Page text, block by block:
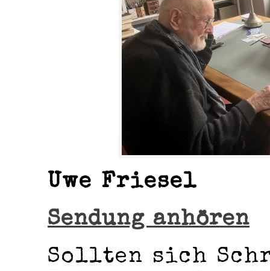
Uwe Friesel
Sendung anhören
Sollten sich